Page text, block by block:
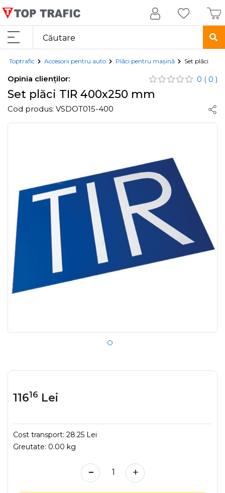
Toptrafic Accesorii pentru auto Plăci pentru mașină Set plăci TIR
Opinia clienților: 0 ( 0 )
Set plăci TIR 400x250 mm
Cod produs: VSDOT015-400
11616 Lei
Cost transport: 28.25 Lei
Greutate: 0.00 kg
- +